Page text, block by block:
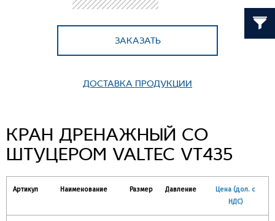
ЗАКАЗАТЬ
ДОСТАВКА ПРОДУКЦИИ
КРАН ДРЕНАЖНЫЙ СО
ШТУЦЕРОМ VALTEC VT435
Артикул Наименование Размер Давление
Цена (дол. с
НДС)